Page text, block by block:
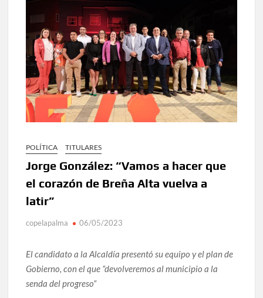
POLÍTICA TITULARES
Jorge González: “Vamos a hacer que
el corazón de Breña Alta vuelva a
latir”
copelapalma 06/05/2023
El candidato a la Alcaldía presentó su equipo y el plan de
Gobierno, con el que “devolveremos al municipio a la
senda del progreso”